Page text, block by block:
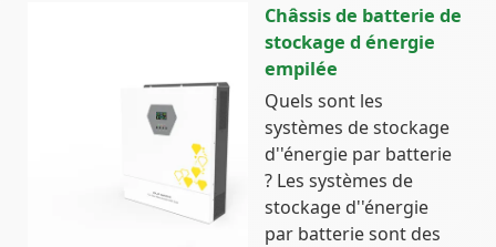
Châssis de batterie de
stockage d énergie
empilée
Quels sont les
systèmes de stockage
d''énergie par batterie
? Les systèmes de
stockage d''énergie
par batterie sont des